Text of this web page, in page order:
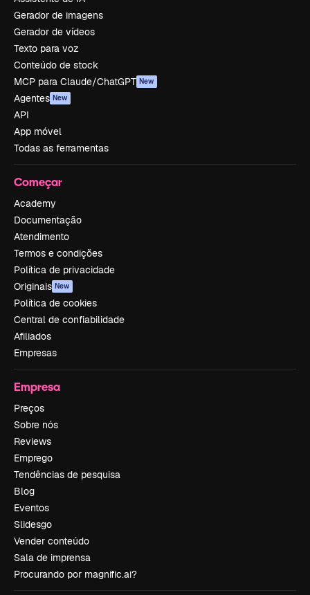
Gerador de imagens
Gerador de vídeos
Texto para voz
Conteúdo de stock
MCP para Claude/ChatGPT New
Agentes New
API
App móvel
Todas as ferramentas
Começar
Academy
Documentação
Atendimento
Termos e condições
Política de privacidade
Originais New
Política de cookies
Central de confiabilidade
Afiliados
Empresas
Empresa
Preços
Sobre nós
Reviews
Emprego
Tendências de pesquisa
Blog
Eventos
Slidesgo
Vender conteúdo
Sala de imprensa
Procurando por magnific.ai?